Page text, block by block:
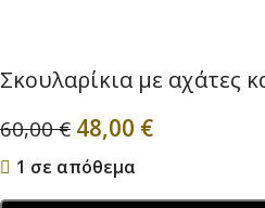
Σκουλαρίκια με αχάτες
60,00€ 48,00 €
1 σε απόθεμα